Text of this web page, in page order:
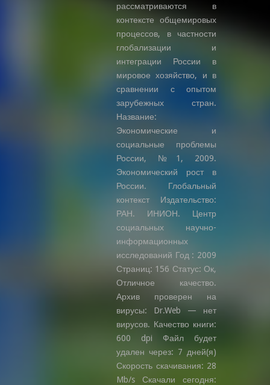
рассматриваются в
контексте общемировых
процессов, в частности
глобализации и
интеграции России в
мировое хозяйство, и в
сравнении с опытом
зарубежных стран.
Название:
Экономические и
социальные проблемы
России, №1, 2009.
Экономический рост в
России. Глобальный
контекст Издательство:
РАН. ИНИОН. Центр
социальных научно-
информационных
исследований Год : 2009
Страниц: 156 Статус: Ок,
Отличное качество.
Архив проверен на
вирусы: Dr.Web — нет
вирусов. Качество книги:
600 dpi Файл будет
удален через: 7 дней(я)
Скорость скачивания: 28
Mb/s Скачали сегодня: